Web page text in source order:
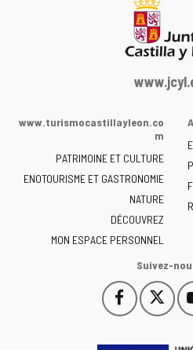
Portail
la
de
Castilla
y
León
-
www.turismocastillayleon.co
m
PATRIMOINE ET CULTURE
ENOTOURISME ET GASTRONOMIE
NATURE
DÉCOUVREZ
MON ESPACE PERSONNEL
Suivez-
Facebook
Este
enlace
Este
enlace